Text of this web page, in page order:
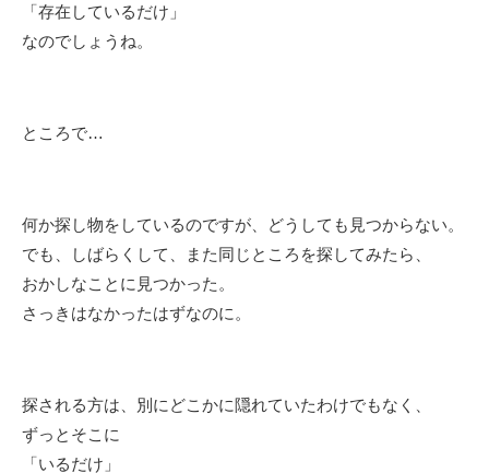
「存在しているだけ」
なのでしょうね。
ところで…
何か探し物をしているのですが、どうしても見つからない。
でも、しばらくして、また同じところを探してみたら、
おかしなことに見つかった。
さっきはなかったはずなのに。
探される方は、別にどこかに隠れていたわけでもなく、
ずっとそこに
「いるだけ」